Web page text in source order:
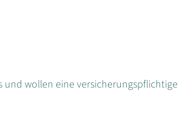
wollen eine versicherungspflichtige